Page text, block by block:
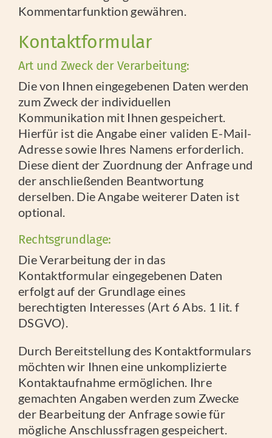
Kommentarfunktion gewähren.
Kontaktformular
Art und Zweck der Verarbeitung:
Die von Ihnen eingegebenen Daten werden
zum Zweck der individuellen
Kommunikation mit Ihnen gespeichert.
Hierfür ist die Angabe einer validen E-Mail-
Adresse sowie Ihres Namens erforderlich.
Diese dient der Zuordnung der Anfrage und
der anschließenden Beantwortung
derselben. Die Angabe weiterer Daten ist
optional.
Rechtsgrundlage:
Die Verarbeitung der in das
Kontaktformular eingegebenen Daten
erfolgt auf der Grundlage eines
berechtigten Interesses (Art 6 Abs. 1 lit. f
DSGVO).
Durch Bereitstellung des Kontaktformulars
möchten wir Ihnen eine unkomplizierte
Kontaktaufnahme ermöglichen. Ihre
gemachten Angaben werden zum Zwecke
der Bearbeitung der Anfrage sowie für
mögliche Anschlussfragen gespeichert.